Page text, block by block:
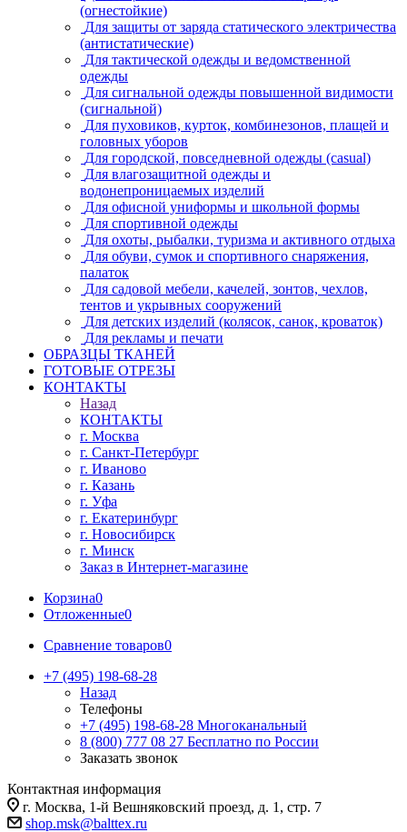
(огнестойкие)
Для защиты от заряда статического электричества
(антистатические)
Для тактической одежды и ведомственной
одежды
Для сигнальной одежды повышенной видимости
(сигнальной)
Для пуховиков, курток, комбинезонов, плащей и
головных уборов
Для городской, повседневной одежды (casual)
Для влагозащитной одежды и
водонепроницаемых изделий
Для офисной униформы и школьной формы
Для спортивной одежды
Для охоты, рыбалки, туризма и активного отдыха
Для обуви, сумок и спортивного снаряжения,
палаток
Для садовой мебели, качелей, зонтов, чехлов,
тентов и укрывных сооружений
Для детских изделий (колясок, санок, кроваток)
Для рекламы и печати
ОБРАЗЦЫ ТКАНЕЙ
ГОТОВЫЕ ОТРЕЗЫ
КОНТАКТЫ
Назад
КОНТАКТЫ
г. Москва
г. Санкт-Петербург
г. Иваново
г. Казань
г. Уфа
г. Екатеринбург
г. Новосибирск
г. Минск
Заказ в Интернет-магазине
Корзина0
Отложенные0
Сравнение товаров0
+7 (495) 198-68-28
Назад
Телефоны
+7 (495) 198-68-28 Многоканальный
8 (800) 777 08 27 Бесплатно по России
Заказать звонок
Контактная информация
г. Москва, 1-й Вешняковский проезд, д. 1, стр. 7
shop.msk@balttex.ru